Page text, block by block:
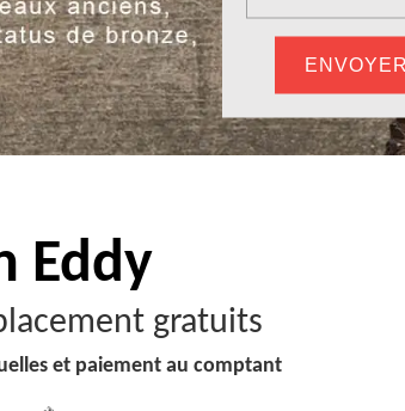
Eddy
gratuits
et paiement au comptant